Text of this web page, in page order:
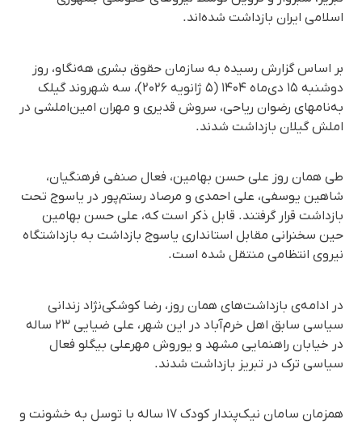
اسلامی ایران بازداشت شده‌اند.
بر اساس گزارش رسیده به سازمان حقوق بشری هەنگاو، روز
دوشنبه ۱۵ دی‌ماه ۱۴۰۴ (۵ ژانویه ۲۰۲۶)، سه شهروند گیلک
به‌نامهای رضوان ریاحی، سروش قدیری و مهران امین‌املشی در
املش گیلان بازداشت شدند.
طی همان روز علی حسن بهامین، فعال صنفی فرهنگیان،
شاهین یوسفی، علی احمدی و مرصاد رستم‌پور در یاسوج تحت
بازداشت قرار گرفتند. قابل ذکر است که، علی حسن بهامین
حین سخنرانی مقابل استانداری یاسوج بازداشت به بازداشتگاه
نیروی انتظامی منتقل شده است.
در ادامه‌ی بازداشت‌های همان روز، رضا کوشکی‌نژاد زندانی
سیاسی سابق اهل خرم‌آباد در این شهر، علی ضیایی ۲۳ ساله
در خیابان راهنمایی مشهد و یوروش مهرعلی بیگلو فعال
سیاسی ترک در تبریز بازداشت شدند.
همزمان سامان نیک‌پندار کودک ۱۷ ساله با توسل به خشونت و